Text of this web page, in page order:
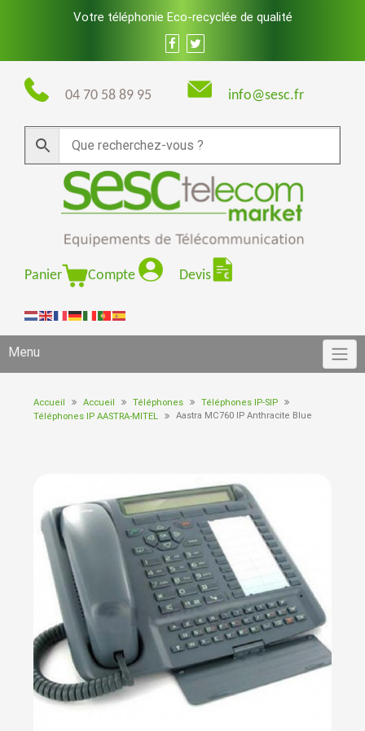
Votre téléphonie Eco-recyclée de qualité
04 70 58 89 95 info@sesc.fr
Panier Compte Devis
Menu
Accueil Accueil Téléphones
Téléphones IP-SIP
Téléphones IP AASTRA-MITEL
Aastra MC760 IP Anthracite Blue